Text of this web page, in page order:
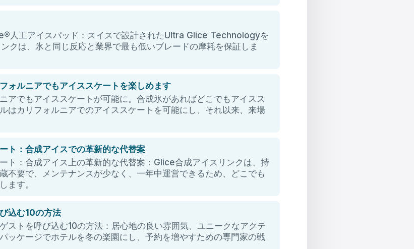
人工アイスパッド：スイスで設計されたUltra Glice Technologyを
クは、氷と同じ反応と業界で最も低いブレードの摩耗を保証しま
ォルニアでもアイススケートを楽しめます
アでもアイススケートが可能に。合成氷があればどこでもアイスス
はカリフォルニアでのアイススケートを可能にし、それ以来、来場
ト：合成アイスでの革新的な代替案
ト：合成アイス上の革新的な代替案：Glice合成アイスリンクは、持
不要で、メンテナンスが少なく、一年中運営できるため、どこでも
ます。
込む10の方法
ストを呼び込む10の方法：居心地の良い雰囲気、ユニークなアクテ
ッケージでホテルを冬の楽園にし、予約を増やすための専門家の戦